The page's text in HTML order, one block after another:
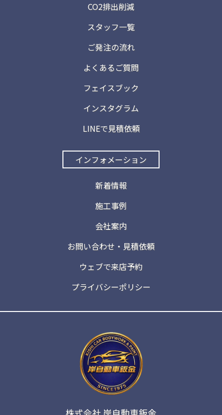
CO2排出削減
スタッフ一覧
ご発注の流れ
よくあるご質問
フェイスブック
インスタグラム
LINEで見積依頼
インフォメーション
新着情報
施工事例
会社案内
お問い合わせ・見積依頼
ウェブで来店予約
プライバシーポリシー